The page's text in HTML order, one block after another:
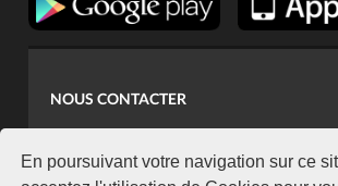
En poursuivant votre navigation sur ce
NOUS CONTACTER
koaci@yahoo.fr